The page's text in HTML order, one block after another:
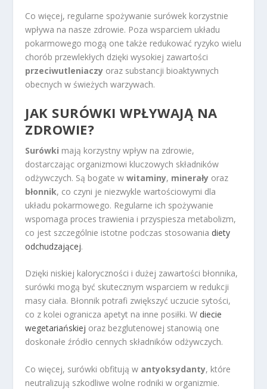
Co więcej, regularne spożywanie surówek korzystnie
wpływa na nasze zdrowie. Poza wsparciem układu
pokarmowego mogą one także redukować ryzyko wielu
chorób przewlekłych dzięki wysokiej zawartości
przeciwutleniaczy oraz substancji bioaktywnych
obecnych w świeżych warzywach.
JAK SURÓWKI WPŁYWAJĄ NA
ZDROWIE?
Surówki mają korzystny wpływ na zdrowie,
dostarczając organizmowi kluczowych składników
odżywczych. Są bogate wwitaminy, minerały oraz
błonnik, co czyni je niezwykle wartościowymi dla
układu pokarmowego. Regularne ich spożywanie
wspomaga proces trawienia i przyspiesza metabolizm,
co jest szczególnie istotne podczas stosowania diety
odchudzającej.
Dzięki niskiej kaloryczności i dużej zawartości błonnika,
surówki mogą być skutecznym wsparciem w redukcji
masy ciała. Błonnik potrafi zwiększyć uczucie sytości,
co z kolei ogranicza apetyt na inne posiłki. W diecie
wegetariańskiej oraz bezglutenowej stanowią one
doskonałe źródło cennych składników odżywczych.
Co więcej, surówki obfitują w antyoksydanty, które
neutralizują szkodliwe wolne rodniki w organizmie.